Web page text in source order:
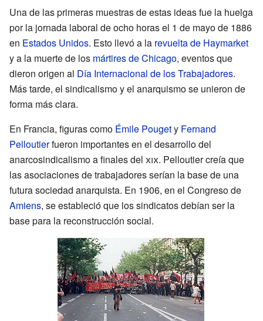
Una de las primeras muestras de estas ideas fue la huelga
por la jornada laboral de ocho horas el 1 de mayo de 1886
en Estados Unidos. Esto llevó a la revuelta de Haymarket
y a la muerte de los mártires de Chicago, eventos que
dieron origen al Día Internacional de los Trabajadores.
Más tarde, el sindicalismo y el anarquismo se unieron de
forma más clara.
En Francia, figuras como Émile Pougety Fernand
Pelloutierfueron importantes en el desarrollo del
anarcosindicalismo a finales del xix. Pelloutier creía que
las asociaciones de trabajadores serían la base de una
futura sociedad anarquista. En 1906, en el Congreso de
Amiens, se estableció que los sindicatos debían ser la
base para la reconstrucción social.